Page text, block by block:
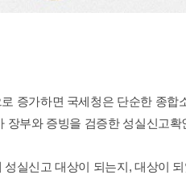
증가하면 국세청은 단순한 종합
장부와 증빙을 검증한 성실신고확
실신고 대상이 되는지, 대상이